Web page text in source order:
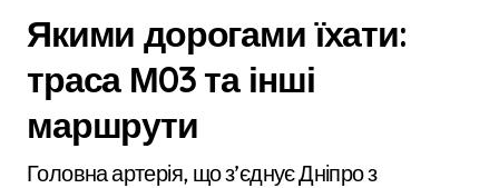
Якими дорогами їхати:
траса М03 та інші
маршрути
Головна артерія, що з’єднує Дніпро з